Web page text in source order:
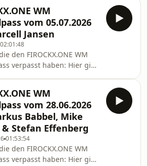
(Bund
Pierre Littbarski
1990), Stefan Reuter
1990, Europameister
Knop (Comedian,
Podcaster), Robby Hunke
WM-Kommentator,
sowie SPORT1-Experte
WM
vom 05.07.2026
Jansen
02:01:48
den FIROCKX.ONE WM
verpasst haben: Hier gibt
Marcell Jansen (Deutscher
DFB-Pokalsieger 2008),
(Kicker-Reporter),
(Magenta-
Stefan Kumberger
Chefreporter) sowie SPORT1-
WM
vom 28.06.2026
Babbel, Mike
Stefan Effenberg
01:53:54
den FIROCKX.ONE WM
verpasst haben: Hier gibt